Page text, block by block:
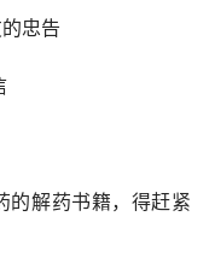
忠告
的解药书籍，得赶紧